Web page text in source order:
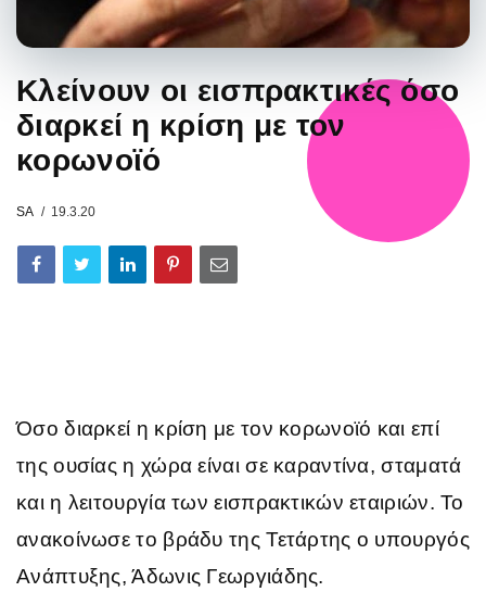
Κλείνουν οι εισπρακτικές όσο
διαρκεί η κρίση με τον
κορωνοϊό
SA 19.3.20
Όσο διαρκεί η κρίση με τον κορωνοϊό και επί
της ουσίας η χώρα είναι σε καραντίνα, σταματά
και η λειτουργία των εισπρακτικών εταιριών. Το
ανακοίνωσε το βράδυ της Τετάρτης ο υπουργός
Ανάπτυξης, Άδωνις Γεωργιάδης.